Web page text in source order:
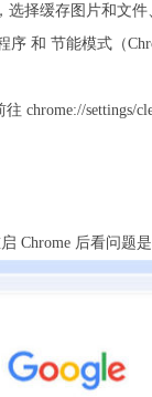
择缓存图片和文件
序 和 节能模式（
chrome://settings/
Chrome 后看问题